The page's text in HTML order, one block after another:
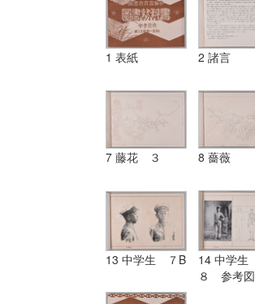
1 表紙 2 諸言
7 藤花 ３ 8 薔薇
13 中学生 ７B
14 中学生
８ 参考図